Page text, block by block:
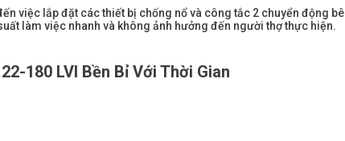
việc lắp đặt các thiết bị chống nổ và công tắc 2 chuyển động
làm việc nhanh và không ảnh hưởng đến người thợ thực hiện.
180 LVI Bền Bỉ Với Thời Gian